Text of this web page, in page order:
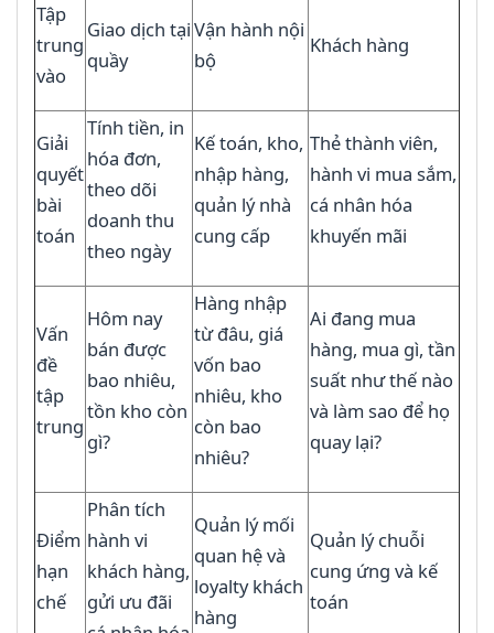
Tập
trung
vào
Giao dịch tại
quầy
Vận hành nội
bộ
Khách hàng
Giải
quyết
bài
toán
Tính tiền, in
hóa đơn,
theo dõi
doanh thu
theo ngày
Kế toán, kho,
nhập hàng,
quản lý nhà
cung cấp
Thẻ thành viên,
hành vi mua sắm,
cá nhân hóa
khuyến mãi
Vấn
đề
tập
trung
Hôm nay
bán được
bao nhiêu,
tồn kho còn
gì?
Hàng nhập
từ đâu, giá
vốn bao
nhiêu, kho
còn bao
nhiêu?
Ai đang mua
hàng, mua gì, tần
suất như thế nào
và làm sao để họ
quay lại?
Điểm
hạn
chế
Phân tích
hành vi
khách hàng,
gửi ưu đãi
Quản lý mối
quan hệ và
loyalty khách
hàng
Quản lý chuỗi
cung ứng và kế
toán